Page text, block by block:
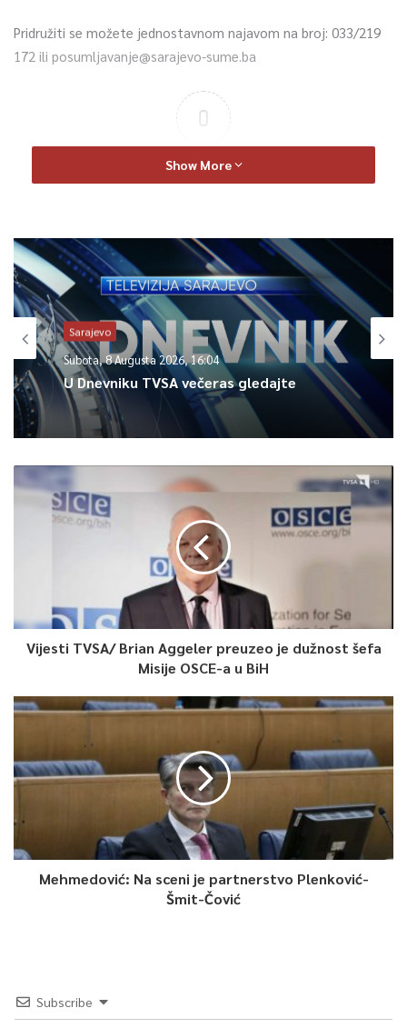
Pridružiti se možete jednostavnom najavom na broj: 033/219
172 ili posumljavanje@sarajevo-sume.ba
0
Article Rating
Show More
Sarajevo
Subota, 8 Augusta 2026, 16:04
U Dnevniku TVSA večeras gledajte
Vijesti TVSA/ Brian Aggeler preuzeo je dužnost šefa
Misije OSCE-a u BiH
Mehmedović: Na sceni je partnerstvo Plenković-
Šmit-Čović
Subscribe